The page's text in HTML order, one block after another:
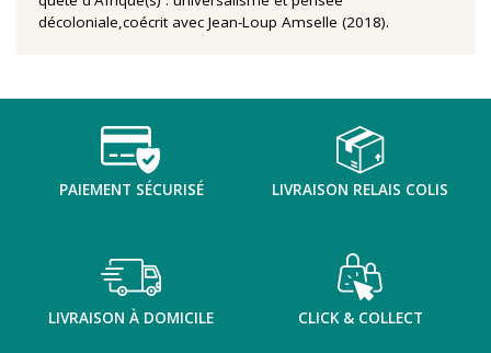
décoloniale,coécrit avec Jean-Loup Amselle (2018).
PAIEMENT SÉCURISÉ LIVRAISON RELAIS COLIS
LIVRAISON À DOMICILE CLICK & COLLECT